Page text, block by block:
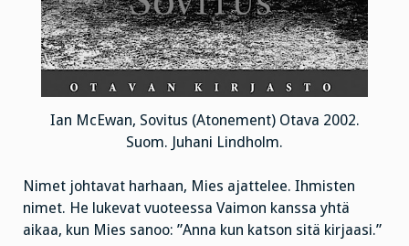
Ian McEwan, Sovitus (Atonement) Otava 2002.
Suom. Juhani Lindholm.
Nimet johtavat harhaan, Mies ajattelee. Ihmisten
nimet. He lukevat vuoteessa Vaimon kanssa yhtä
aikaa, kun Mies sanoo: ”Anna kun katson sitä kirjaasi.”